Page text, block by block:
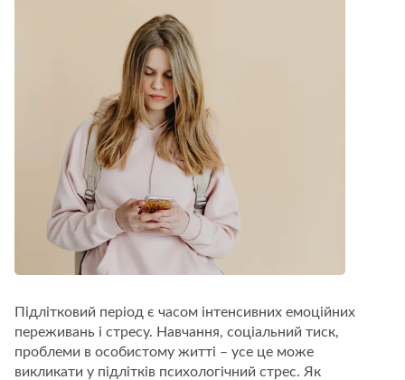
Підлітковий період є часом інтенсивних емоційних
переживань і стресу. Навчання, соціальний тиск,
проблеми в особистому житті – усе це може
викликати у підлітків психологічний стрес. Як